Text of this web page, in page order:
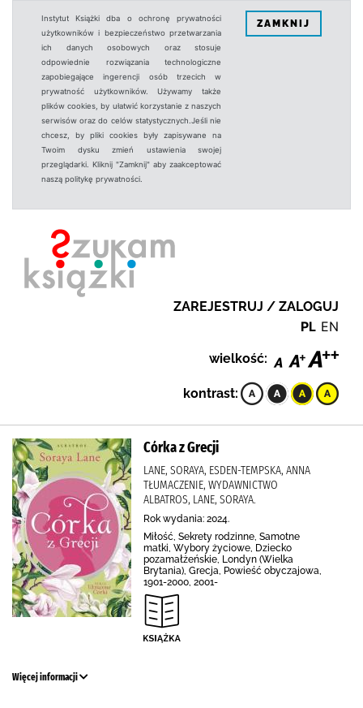
Instytut Książki dba o ochronę prywatności
użytkowników i bezpieczeństwo przetwarzania
ich danych osobowych oraz stosuje
odpowiednie rozwiązania technologiczne
zapobiegające ingerencji osób trzecich w
prywatność użytkowników. Używamy także
plików cookies, by ułatwić korzystanie z naszych
serwisów oraz do celów statystycznych.Jeśli nie
chcesz, by pliki cookies były zapisywane na
Twoim dysku zmień ustawienia swojej
przeglądarki. Kliknij "Zamknij" aby zaakceptować
naszą politykę prywatności.
ZAMKNIJ
ZAREJESTRUJ / ZALOGUJ
PL EN
wielkość:
kontrast:
Córka z Grecji
LANE, SORAYA, ESDEN-TEMPSKA, ANNA
TŁUMACZENIE, WYDAWNICTWO
ALBATROS, LANE, SORAYA.
Rok wydania: 2024.
Miłość, Sekrety rodzinne, Samotne
matki, Wybory życiowe, Dziecko
pozamałżeńskie, Londyn (Wielka
Brytania), Grecja, Powieść obyczajowa,
1901-2000, 2001-
Więcej informacji